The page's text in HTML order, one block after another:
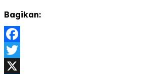
Bagikan:
Facebook
Twitter